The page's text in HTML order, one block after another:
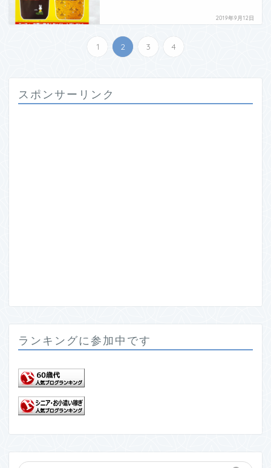
2019年9月12日
1 2 3 4
スポンサーリンク
ランキングに参加中です